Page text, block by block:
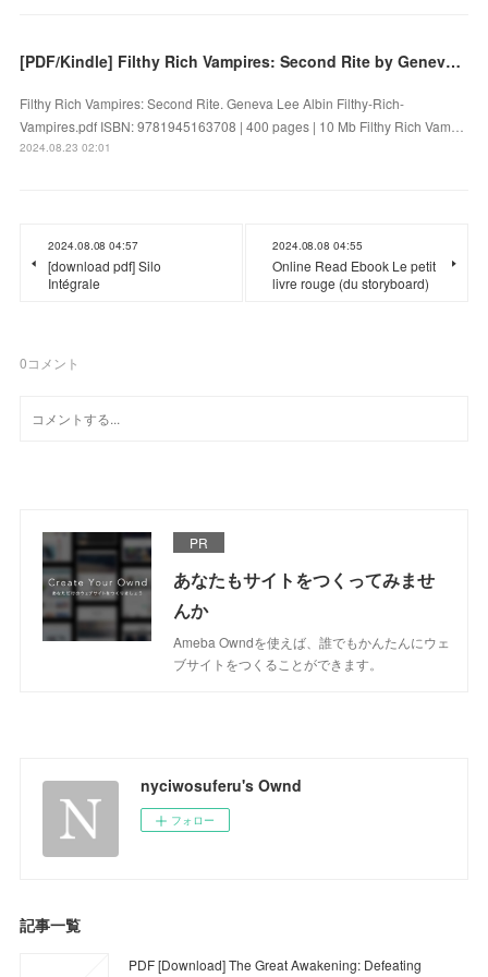
[PDF/Kindle] Filthy Rich Vampires: Second Rite by Geneva Lee Albin
Filthy Rich Vampires: Second Rite. Geneva Lee Albin Filthy-Rich-
Vampires.pdf ISBN: 9781945163708 | 400 pages | 10 Mb Filthy Rich Vam…
2024.08.23 02:01
2024.08.08 04:57
[download pdf] Silo
Intégrale
2024.08.08 04:55
Online Read Ebook Le petit
livre rouge (du storyboard)
0コメント
PR
あなたもサイトをつくってみませ
んか
Ameba Owndを使えば、誰でもかんたんにウェ
ブサイトをつくることができます。
nyciwosuferu's Ownd
フォロー
記事一覧
PDF [Download] The Great Awakening: Defeating